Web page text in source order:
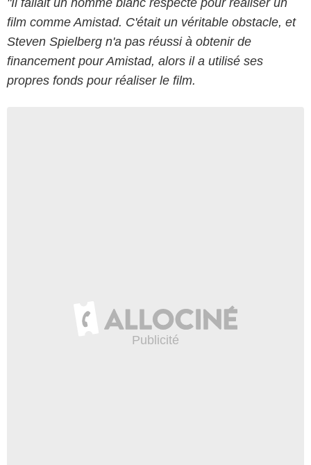
film comme Amistad. C'était un véritable obstacle, et
Steven Spielberg n'a pas réussi à obtenir de
financement pour Amistad, alors il a utilisé ses
propres fonds pour réaliser le film.